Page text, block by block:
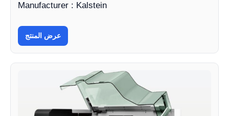
Manufacturer : Kalstein
عرض المنتج